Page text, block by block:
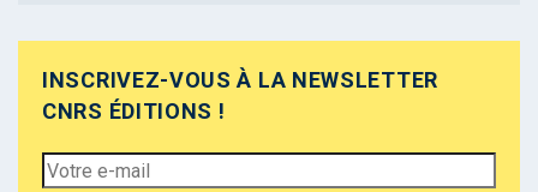
INSCRIVEZ-VOUS À LA NEWSLETTER
CNRS ÉDITIONS !